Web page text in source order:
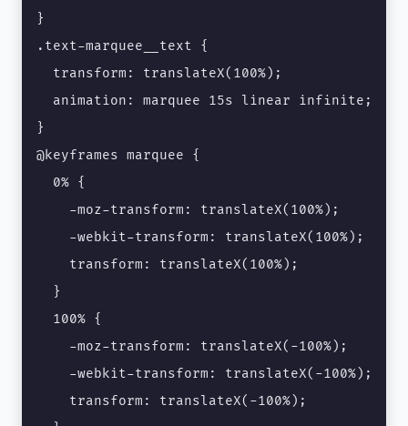
}
.text-marquee__text {
  transform: translateX(100%);
  animation: marquee 15s linear infinite;
}
@keyframes marquee {
  0% {
    -moz-transform: translateX(100%);
    -webkit-transform: translateX(100%);
    transform: translateX(100%);
  }
  100% {
    -moz-transform: translateX(-100%);
    -webkit-transform: translateX(-100%);
    transform: translateX(-100%);